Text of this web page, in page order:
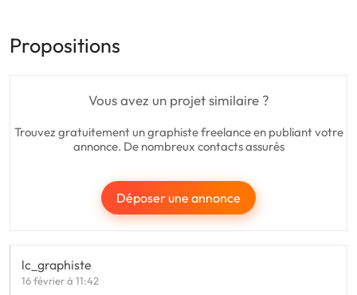
Propositions
Vous avez un projet similaire ?
Trouvez gratuitement un graphiste freelance en publiant votre
annonce. De nombreux contacts assurés
Déposer une annonce
lc_graphiste
16 février à 11:42